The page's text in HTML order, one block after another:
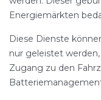
Energiemärkten
Diese Dienste
nur geleistet
Zugang zu den